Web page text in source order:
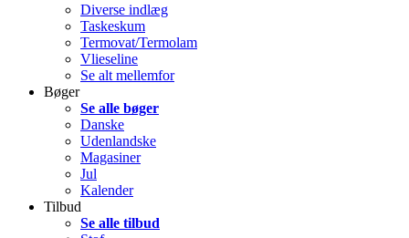
Diverse indlæg
Taskeskum
Termovat/Termolam
Vlieseline
Se alt mellemfor
Bøger
Se alle bøger
Danske
Udenlandske
Magasiner
Jul
Kalender
Tilbud
Se alle tilbud